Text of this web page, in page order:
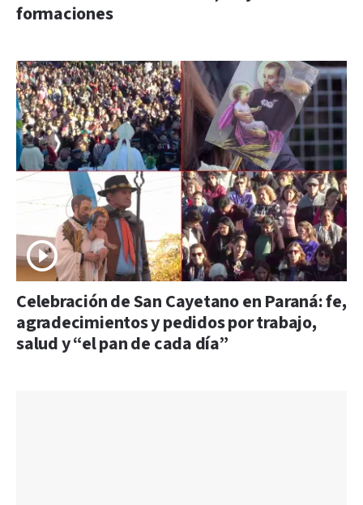
formaciones
Celebración de San Cayetano en Paraná: fe,
agradecimientos y pedidos por trabajo,
salud y “el pan de cada día”